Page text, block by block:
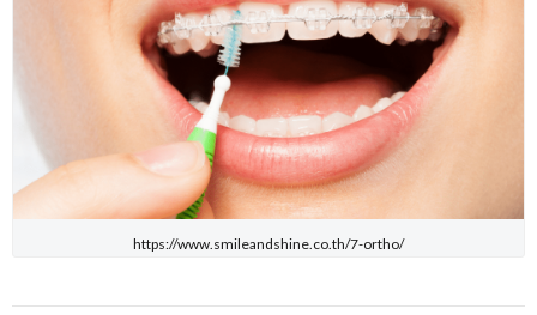
https://www.smileandshine.co.th/7-ortho/